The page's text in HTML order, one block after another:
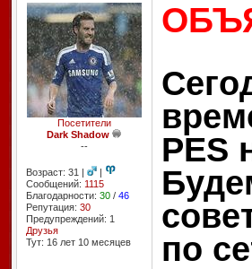
Посетители
Dark Shadow
--
Возраст: 31 |
|
Сообщений: 1115
Благодарности: 30/ 46
Репутация: 30
Предупреждений: 1
Друзья
Тут: 16 лет 10 месяцев
PES
по